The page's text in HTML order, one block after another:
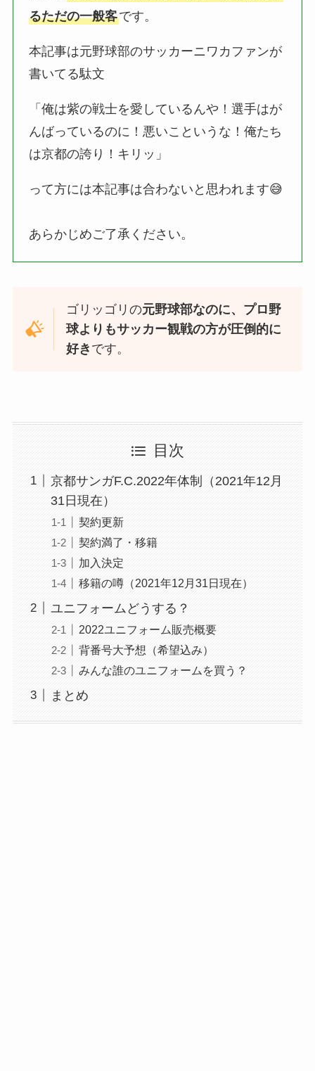
るただの一般客です。
本記事は元野球部のサッカーニワカファンが
書いてる駄文
「俺は紫の戦士を愛しているんや！選手はが
んばっているのに！悪いこというな！俺たち
は京都の誇り！キリッ」
って方には本記事は合わないと思われます😅
あらかじめご了承ください。
ゴリッゴリの元野球部なのに、プロ野
球よりもサッカー観戦の方が圧倒的に
好き です。
目次
京都サンガF.C.2022年体制（2021年12月
31日現在）
契約更新
契約満了・移籍
加入決定
移籍の噂（2021年12月31日現在）
ユニフォームどうする？
2022ユニフォーム販売概要
背番号大予想（希望込み）
みんな誰のユニフォームを買う？
まとめ